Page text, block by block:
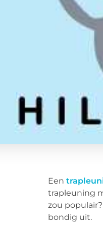
Een
trapleuning
zou
bondig uit.